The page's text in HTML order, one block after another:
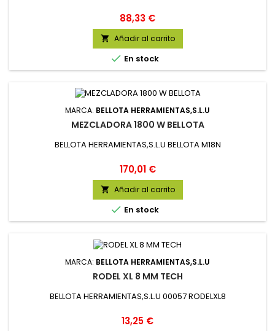
Precio
88,33 €
 Añadir al carrito
 En stock
MARCA: BELLOTA HERRAMIENTAS,S.L.U
MEZCLADORA 1800 W BELLOTA
BELLOTA HERRAMIENTAS,S.L.U BELLOTA M18N
Precio
170,01 €
 Añadir al carrito
 En stock
MARCA: BELLOTA HERRAMIENTAS,S.L.U
RODEL XL 8 MM TECH
BELLOTA HERRAMIENTAS,S.L.U 00057 RODELXL8
Precio
13,25 €